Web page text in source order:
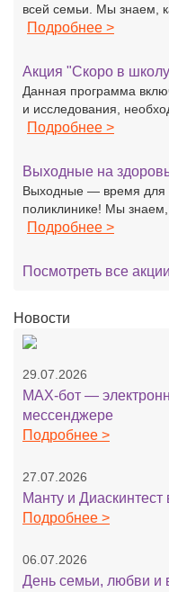
всей семьи. Мы знаем,
Подробнее >
Акция "Скоро в
Данная программа
и исследования,
Подробнее >
Выходные на
Выходные — время для
поликлинике! Мы знаем,
Подробнее >
Посмотреть все акции
Новости
29.07.2026
MAX-бот —
мессенджере
Подробнее >
27.07.2026
Манту и Диаскинтест
Подробнее >
06.07.2026
День семьи, любви и